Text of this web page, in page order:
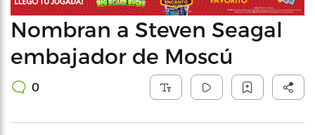
Nombran a Steven Seagal
embajador de Moscú
0